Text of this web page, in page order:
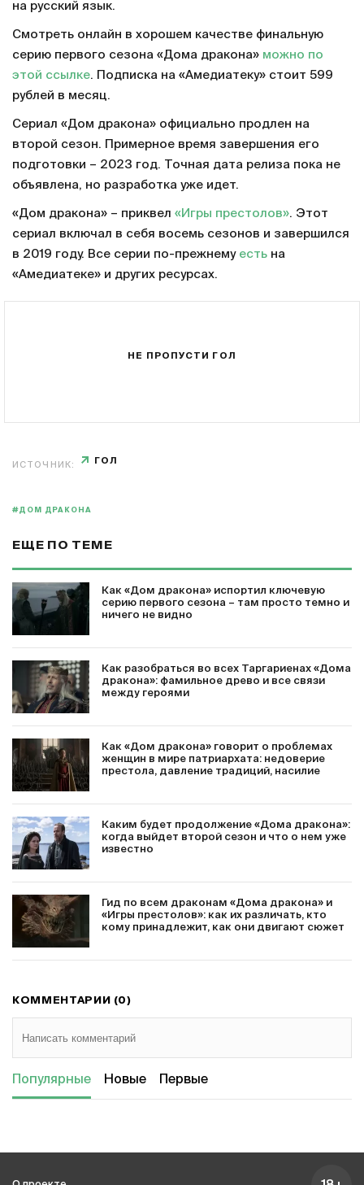
на русский язык.
Смотреть онлайн в хорошем качестве финальную
серию первого сезона «Дома дракона» можно по
этой ссылке. Подписка на «Амедиатеку» стоит 599
рублей в месяц.
Сериал «Дом дракона» официально продлен на
второй сезон. Примерное время завершения его
подготовки – 2023 год. Точная дата релиза пока не
объявлена, но разработка уже идет.
«Дом дракона» – приквел «Игры престолов». Этот
сериал включал в себя восемь сезонов и завершился
в 2019 году. Все серии по-прежнему есть на
«Амедиатеке» и других ресурсах.
НЕ ПРОПУСТИ ГОЛ
ИСТОЧНИК: ГОЛ
#ДОМ ДРАКОНА
ЕЩЕ ПО ТЕМЕ
Как «Дом дракона» испортил ключевую
серию первого сезона – там просто темно и
ничего не видно
Как разобраться во всех Таргариенах «Дома
дракона»: фамильное древо и все связи
между героями
Как «Дом дракона» говорит о проблемах
женщин в мире патриархата: недоверие
престола, давление традиций, насилие
Каким будет продолжение «Дома дракона»:
когда выйдет второй сезон и что о нем уже
известно
Гид по всем драконам «Дома дракона» и
«Игры престолов»: как их различать, кто
кому принадлежит, как они двигают сюжет
КОММЕНТАРИИ (0)
Популярные Новые Первые